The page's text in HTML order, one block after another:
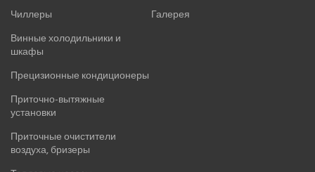
Чиллеры
Винные холодильники и
шкафы
Прецизионные кондиционеры
Приточно-вытяжные
установки
Приточные очистители
воздуха, бризеры
Галерея